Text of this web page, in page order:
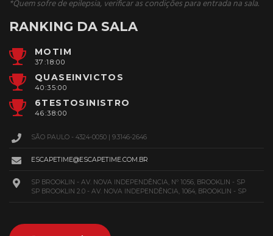
*Quem sofre de epilepsia, verificar as condições para entrada na sala.
RANKING DA SALA
MOTIM
37:18:00
QUASEINVICTOS
40:35:00
6TESTOSINISTRO
46:38:00
SÃO PAULO - 4324-0050 | 9.3146-2646
ESCAPETIME@ESCAPETIME.COM.BR
SP BROOKLIN - AV. NOVA INDEPENDÊNCIA, Nº 1056, BROOKLIN - SP
SP BROOKLIN 2.0 - AV. NOVA INDEPENDÊNCIA, 1064, BROOKLIN - SP